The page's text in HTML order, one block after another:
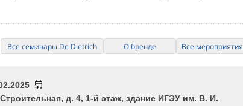
Все семинары De Dietrich О бренде Все мероприятия
д. 4, 1-й этаж, здание ИГЭУ им. В. И.